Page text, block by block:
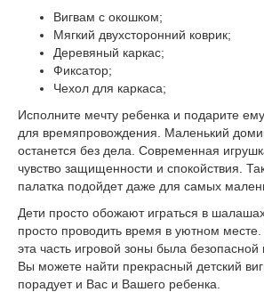
Вигвам с окошком;
Мягкий двухсторонний коврик;
Деревяный каркас;
Фиксатор;
Чехол для каркаса;
Исполните мечту ребенка и подарите
для времяпровождения. Маленький
останется без дела. Современная
чувство защищенности и спокойствия.
палатка подойдет даже для самых
Дети просто обожают играться в
просто проводить время в уютном
эта часть игровой зоны была
Вы можете найти прекрасный детский
порадует и Вас и Вашего ребенка.